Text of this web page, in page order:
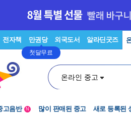
전자책 만권당
첫달무료
외국도서 알라딘굿즈
온라인 중고
고음반
N 많이 판매된 중고 새로 등록된